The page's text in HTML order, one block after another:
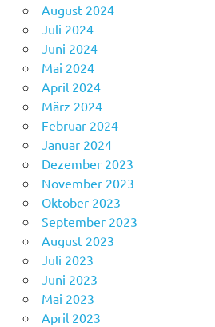
August 2024
Juli 2024
Juni 2024
Mai 2024
April 2024
März 2024
Februar 2024
Januar 2024
Dezember 2023
November 2023
Oktober 2023
September 2023
August 2023
Juli 2023
Juni 2023
Mai 2023
April 2023